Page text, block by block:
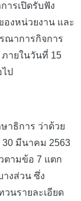
ารเปิดรับฟัง
งหน่วยงาน และ
ณาการกิจการ
ภายในวันที่ 15
ป
ธิการ ว่าด้วย
30 มีนาคม 2563
ตามข้อ 7 แตก
งส่วน ซึ่ง
นรายละเอียด